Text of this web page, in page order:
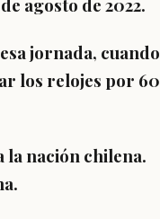
agosto de 2022.
jornada, cuando
los relojes por 60
la nación chilena.